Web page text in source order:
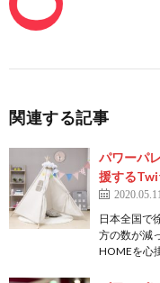
関連する記事
パワーパ
援する
2020.05.11
日本全国で
方の数が減
HOMEを心